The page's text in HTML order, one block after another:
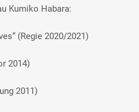
Kumiko Habara:
(Regie 2020/2021)
2014)
2011)